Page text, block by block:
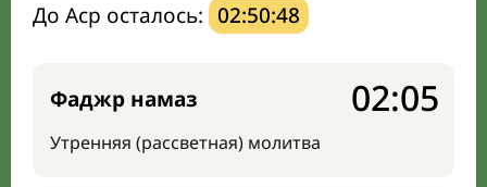
До Аср осталось: 02:50:47
Фаджр намаз
Утренняя (рассветная) молитва
02:05